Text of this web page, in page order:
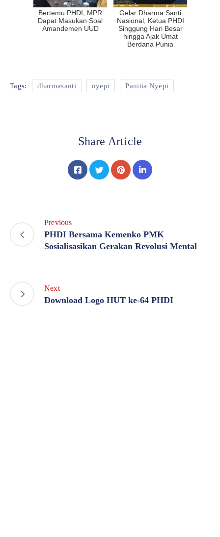
Bertemu PHDI, MPR
Dapat Masukan Soal
Amandemen UUD
Gelar Dharma Santi
Nasional, Ketua PHDI
Singgung Hari Besar
hingga Ajak Umat
Berdana Punia
Tags: dharmasanti nyepi Panitia Nyepi
Share Article
Previous
PHDI Bersama Kemenko PMK
Sosialisasikan Gerakan Revolusi Mental
Next
Download Logo HUT ke-64 PHDI